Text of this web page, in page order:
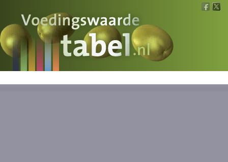
Voedingswaarde
Wat is wat?